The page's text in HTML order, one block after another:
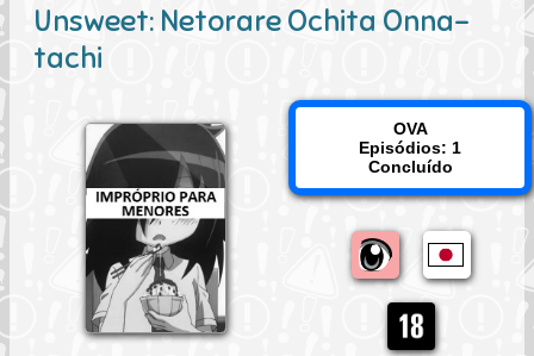
Unsweet: Netorare Ochita Onna-
tachi
OVA
Episódios: 1
Concluído